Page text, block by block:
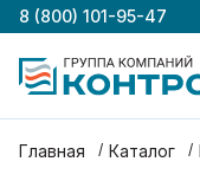
8 (800) 101-95-47
Главная Каталог